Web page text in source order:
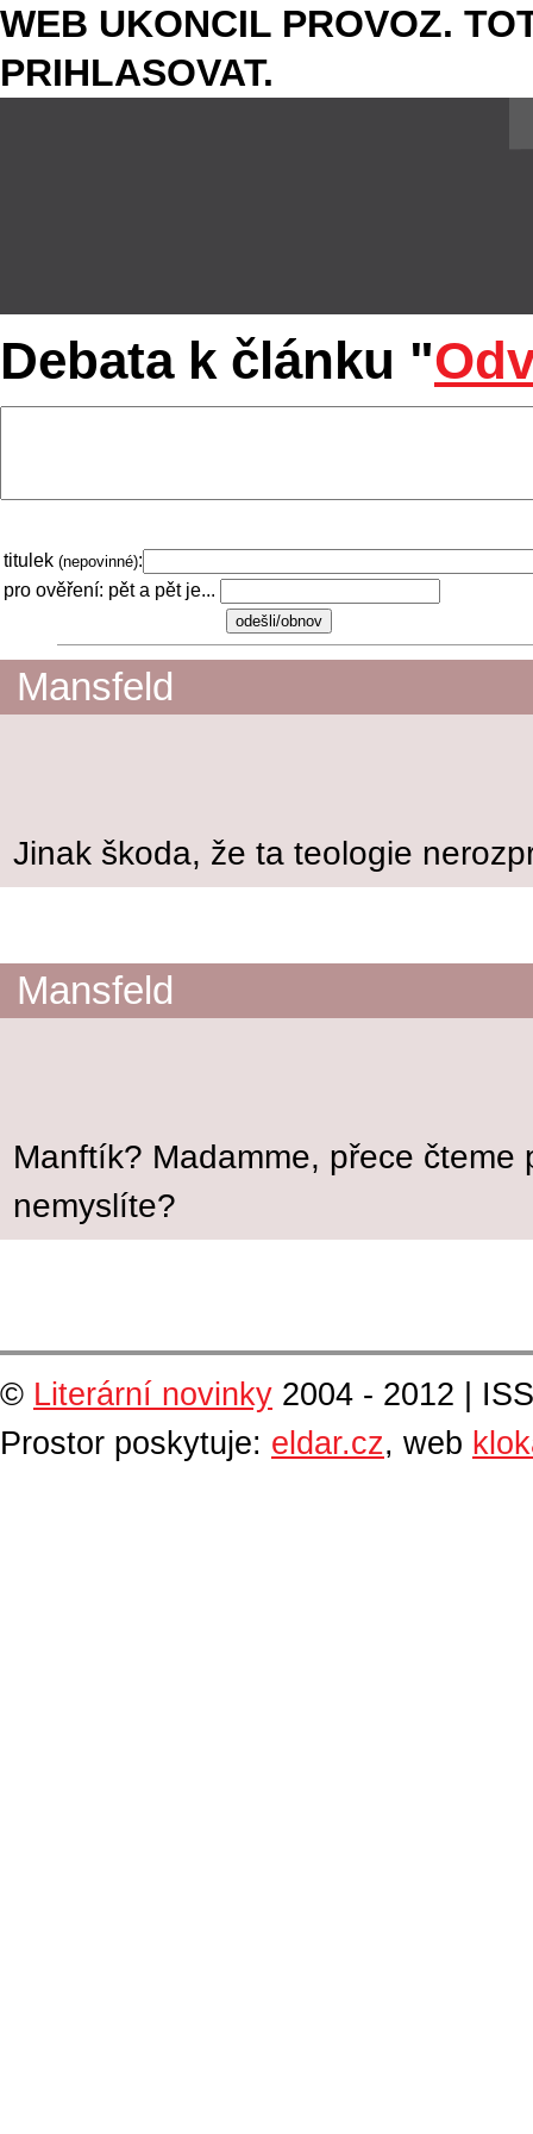
WEB UKONCIL PROVOZ.
PRIHLASOVAT.
Debata k článku "
titulek (nepovinné):
pro ověření: pět a pět je...
Mansfeld
Jinak škoda, že ta teologie
Mansfeld
Manftík? Madamme, přece
nemyslíte?
© Literární novinky 2004 - 2012 |
Prostor poskytuje: eldar.cz, web